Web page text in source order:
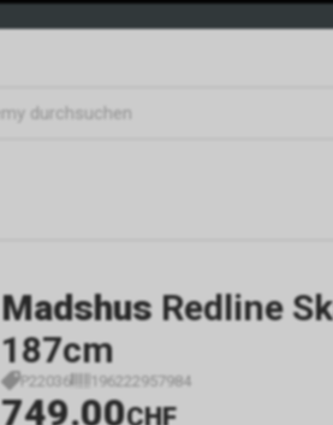
Madshus Redline
187cm
P22036 196222957984
749.00CHF